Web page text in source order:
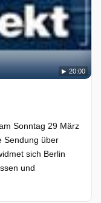
20:00
Sonntag 29 März
Sendung über
sich Berlin
und